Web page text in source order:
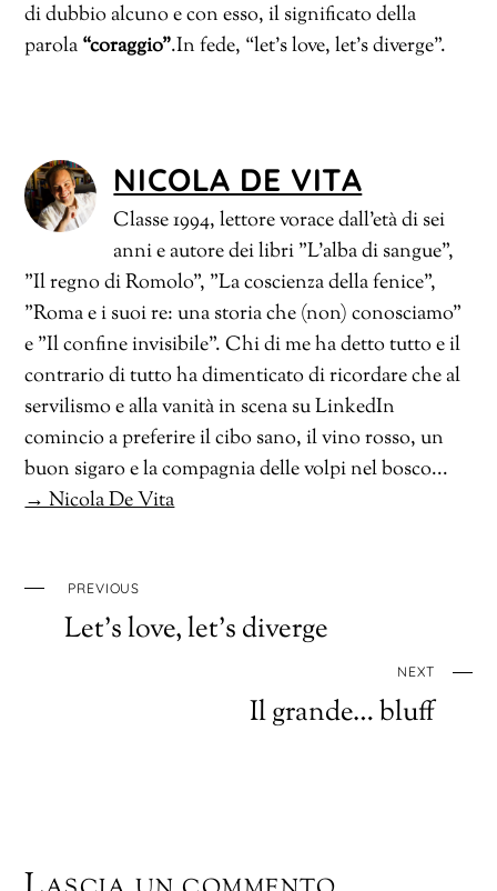
di dubbio alcuno e con esso, il significato della
parola “coraggio”.In fede, “let’s love, let’s diverge”.
NICOLA DE VITA
Classe 1994, lettore vorace dall'età di sei
anni e autore dei libri "L'alba di sangue",
"Il regno di Romolo", "La coscienza della fenice",
"Roma e i suoi re: una storia che (non) conosciamo"
e "Il confine invisibile". Chi di me ha detto tutto e il
contrario di tutto ha dimenticato di ricordare che al
servilismo e alla vanità in scena su LinkedIn
comincio a preferire il cibo sano, il vino rosso, un
buon sigaro e la compagnia delle volpi nel bosco...
→ Nicola De Vita
PREVIOUS
Let’s love, let’s diverge
NEXT
Il grande… bluff